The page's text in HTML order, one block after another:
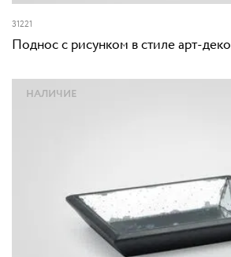
31221
Поднос с рисунком в стиле арт-деко
НАЛИЧИЕ